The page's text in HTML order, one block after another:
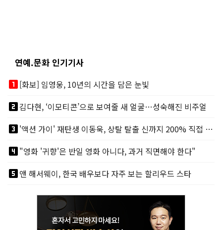
연예.문화 인기기사
looks_one[화보] 임영웅, 10년의 시간을 담은 눈빛
looks_two김다현, ‘이모티콘’으로 보여줄 새 얼굴…성숙해진 비주얼
looks_3
'액션 가이' 재탄생 이동욱, 상탈 탈출 신까지 200% 직접 소화
looks_4"영화 '귀향'은 반일 영화 아니다, 과거 직면해야 한다"
looks_5앤 해서웨이, 한국 배우보다 자주 보는 할리우드 스타